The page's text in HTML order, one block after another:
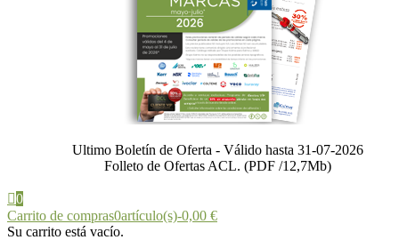
Ultimo Boletín de Oferta - Válido hasta 31-07-2026
Folleto de Ofertas ACL. (PDF /12,7Mb)
0
Carrito de compras0artículo(s)-0,00 €
Su carrito está vacío.